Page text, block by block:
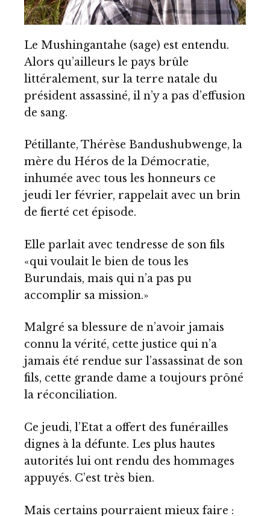
Le Mushingantahe (sage) est entendu.
Alors qu’ailleurs le pays brûle
littéralement, sur la terre natale du
président assassiné, il n’y a pas d’effusion
de sang.
Pétillante, Thérèse Bandushubwenge, la
mère du Héros de la Démocratie,
inhumée avec tous les honneurs ce
jeudi 1er février, rappelait avec un brin
de fierté cet épisode.
Elle parlait avec tendresse de son fils
«qui voulait le bien de tous les
Burundais, mais qui n’a pas pu
accomplir sa mission.»
Malgré sa blessure de n’avoir jamais
connu la vérité, cette justice qui n’a
jamais été rendue sur l’assassinat de son
fils, cette grande dame a toujours prôné
la réconciliation.
Ce jeudi, l’Etat a offert des funérailles
dignes à la défunte. Les plus hautes
autorités lui ont rendu des hommages
appuyés. C’est très bien.
Mais certains pourraient mieux faire :